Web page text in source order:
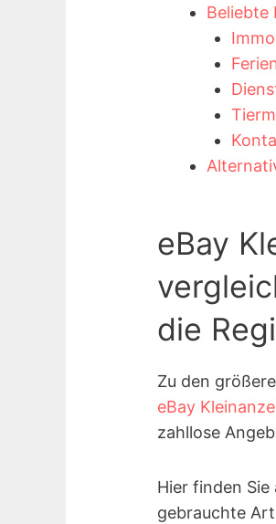
Beliebte
eBay
die
Zu den
eBay
zahllose
Hier finden
gebrauchte